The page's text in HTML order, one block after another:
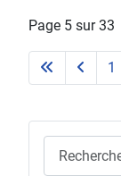
Page 5 sur 33
1